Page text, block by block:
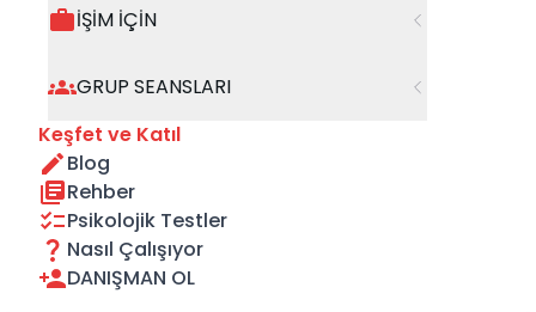
İŞİM İÇİN
GRUP SEANSLARI
Keşfet ve Katıl
Blog
Rehber
Psikolojik Testler
Nasıl Çalışıyor
DANIŞMAN OL
Hipnoz ve Bilinçaltı Kodlaması
Hipnoz ve Bilinçaltı Kodlamaları: Hayal Edilen
Yaşamları Gerçeğe Dönüştürmek